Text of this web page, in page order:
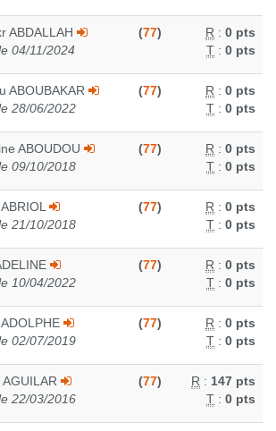
ABDALLAH
04/11/2024
(77) R : 0 pts
T : 0 pts
ABOUBAKAR
28/06/2022
(77) R : 0 pts
T : 0 pts
ABOUDOU
09/10/2018
(77) R : 0 pts
T : 0 pts
21/10/2018
(77) R : 0 pts
T : 0 pts
10/04/2022
(77) R : 0 pts
T : 0 pts
02/07/2019
(77) R : 0 pts
T : 0 pts
22/03/2016
(77) R : 147 pts
T : 0 pts